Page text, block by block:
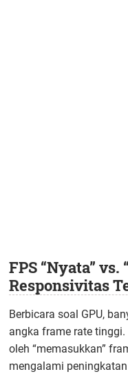
FPS “Nyata”
Responsivitas
Berbicara soal GPU,
angka frame rate
oleh “memasukkan”
mengalami